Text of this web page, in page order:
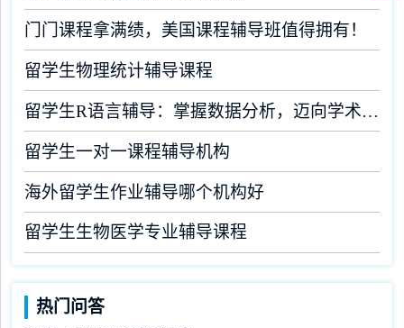
门门课程拿满绩，美国课程辅导班值得拥有！
留学生物理统计辅导课程
留学生R语言辅导：掌握数据分析，迈向学术成功
留学生一对一课程辅导机构
海外留学生作业辅导哪个机构好
留学生生物医学专业辅导课程
热门问答